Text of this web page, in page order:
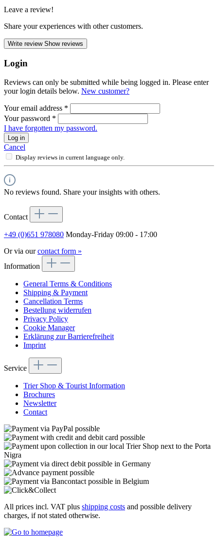
Leave a review!
Share your experiences with other customers.
Write review Show reviews
Login
Reviews can only be submitted while being logged in. Please enter
your login details below. New customer?
Your email address *
Your password *
I have forgotten my password.
Log in
Cancel
Display reviews in current language only.
No reviews found. Share your insights with others.
Contact
+49 (0)651 978080 Monday-Friday 09:00 - 17:00
Or via ourcontact form »
Information
General Terms & Conditions
Shipping & Payment
Cancellation Terms
Bestellung widerrufen
Privacy Policy
Cookie Manager
Erklärung zur Barrierefreiheit
Imprint
Service
Trier Shop & Tourist Information
Brochures
Newsletter
Contact
All prices incl. VAT plus shipping costs and possible delivery
charges, if not stated otherwise.